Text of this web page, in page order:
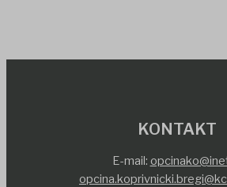
KONTAKT
E-mail: